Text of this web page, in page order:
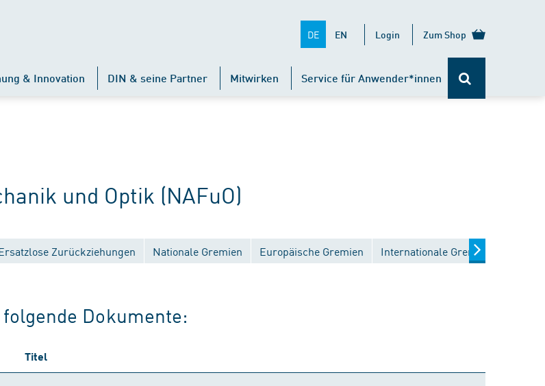
DE EN Login Zum Shop
& Innovation DIN & seine Partner Mitwirken Service für Anwender*innen
und Optik (NAFuO)
Zurückziehungen Nationale Gremien Europäische Gremien Internationale Gremien
Dokumente:
Titel